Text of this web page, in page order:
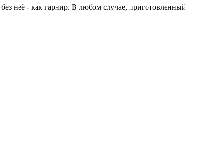
неё - как гарнир. В любом случае, приготовленный